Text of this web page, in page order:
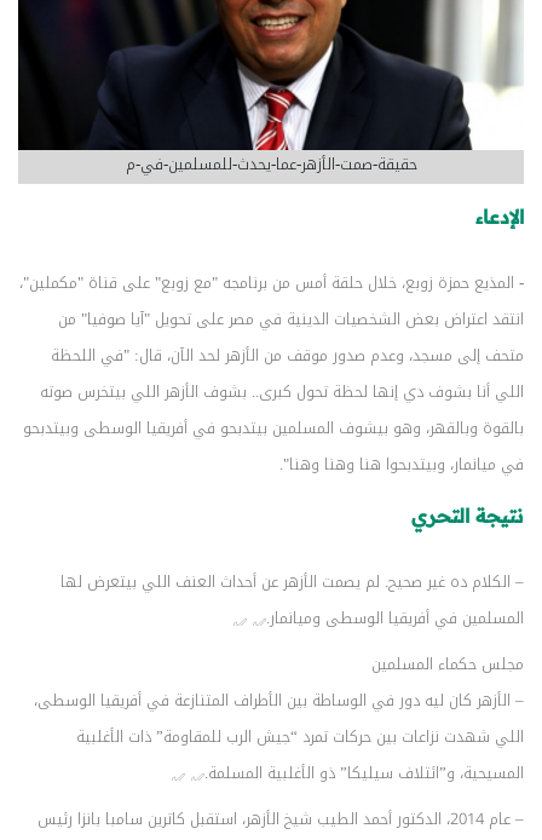
حقيقة-صمت-الأزهر-عما-يحدث-للمسلمين-في-م
الإدعاء
- المذيع حمزة زوبع، خلال حلقة أمس من برنامجه "مع زوبع" على قناة "مكملين"،
انتقد اعتراض بعض الشخصيات الدينية في مصر على تحويل "آيا صوفيا" من
متحف إلى مسجد، وعدم صدور موقف من الأزهر لحد الآن، قال: "في اللحظة
اللي أنا بشوف دي إنها لحظة تحول كبرى.. بشوف الأزهر اللي بيتخرس صوته
بالقوة وبالقهر، وهو بيشوف المسلمين بيتدبحو في أفريقيا الوسطى وبيتدبحو
في ميانمار، وبيتدبحوا هنا وهنا وهنا".
نتيجة التحري
– الكلام ده غير صحيح. لم يصمت الأزهر عن أحداث العنف اللي بيتعرض لها
المسلمين في أفريقيا الوسطى وميانمار.
مجلس حكماء المسلمين
– الأزهر كان ليه دور في الوساطة بين الأطراف المتنازعة في أفريقيا الوسطى،
اللي شهدت نزاعات بين حركات تمرد “جيش الرب للمقاومة” ذات الأغلبية
المسيحية، و”ائتلاف سيليكا” ذو الأغلبية المسلمة.
– عام 2014، الدكتور أحمد الطيب شيخ الأزهر، استقبل كاترين سامبا بانزا رئيس